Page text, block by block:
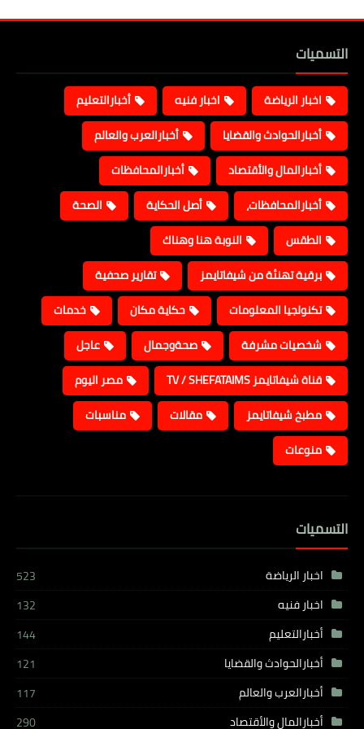
التسميات
اخبار الرياضة اخبار فنيه
أخبارالتعليم
أخبارالحوادث والقضايا
أخبارالعرب والعالم
أخبارالمال والأقتصاد
أخبارالمحافظات
أخبارالمحافظات،
أصل الحكاية
الصحة
الطقس
النوبة هنا وهناك
برقية تهنئة من شيفاتايمز
تقارير صحفية
تكنولجيا المعلومات
حكاية مكان
خدمات
شخصيات مشرفة
صحةوجمال
عاجل
قناة شيفاتايمز TV / SHEFATAIMS
مصر اليوم
مطبخ شيفاتايمز
مقالات
مناسبات
منوعات
التسميات
اخبار الرياضة
523
اخبار فنيه
132
أخبارالتعليم
144
أخبارالحوادث والقضايا
121
أخبارالعرب والعالم
117
أخبارالمال والأقتصاد
290